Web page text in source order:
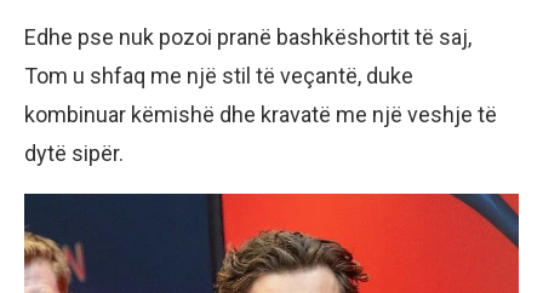
Edhe pse nuk pozoi pranë bashkëshortit të saj,
Tom u shfaq me një stil të veçantë, duke
kombinuar këmishë dhe kravatë me një veshje të
dytë sipër.